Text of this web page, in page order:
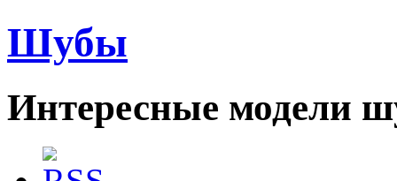
Шубы
Интересные модели